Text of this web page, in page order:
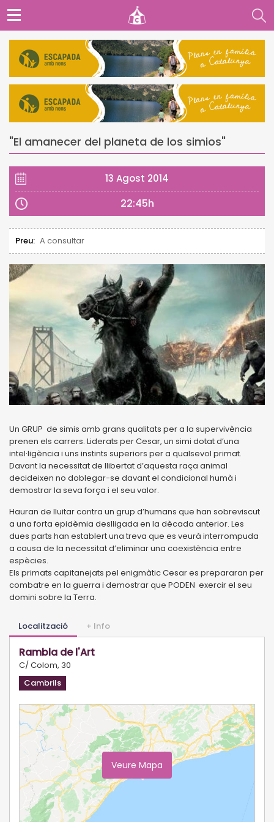
"El amanecer del planeta de los simios"
13 Agost 2014
22:45h
Preu: A consultar
Un GRUP de simis amb grans qualitats per a la supervivència
prenen els carrers. Liderats per Cesar, un simi dotat d’una
intel·ligència i uns instints superiors per a qualsevol primat.
Davant la necessitat de llibertat d’aquesta raça animal
decideixen no doblegar-se davant el condicional humà i
demostrar la seva força i el seu valor.
Hauran de lluitar contra un grup d’humans que han sobreviscut
a una forta epidèmia deslligada en la dècada anterior. Les
dues parts han establert una treva que es veurà interrompuda
a causa de la necessitat d’eliminar una coexistència entre
espècies.
Els primats capitanejats pel enigmàtic Cesar es prepararan per
combatre en la guerra i demostrar que PODEN exercir el seu
domini sobre la Terra.
Localització + Info
Rambla de l'Art
C/ Colom, 30
Cambrils
Veure Mapa